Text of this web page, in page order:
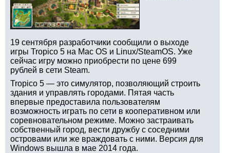
19 сентября разработчики сообщили о выходе
игры Tropico 5 на Mac OS и Linux/SteamOS. Уже
сейчас игру можно приобрести по цене 699
рублей в сети Steam.
Tropico 5 — это симулятор, позволяющий строить
здания и управлять городами. Пятая часть
впервые предоставила пользователям
возможность играть по сети в кооперативном или
соревновательном режиме. Можно застраивать
собственный город, вести дружбу с соседними
островами или же враждовать с ними. Версия для
Windows вышла в мае 2014 года.